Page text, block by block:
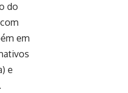
do
em
e